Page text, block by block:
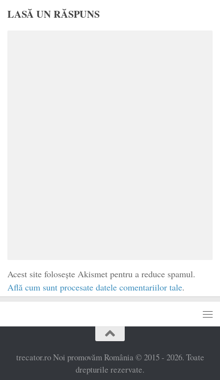
LASĂ UN RĂSPUNS
Acest site folosește Akismet pentru a reduce spamul.
Află cum sunt procesate datele comentariilor tale.
trecator.ro Noi promovăm România © 2015 - 2026. Toate
drepturile rezervate.